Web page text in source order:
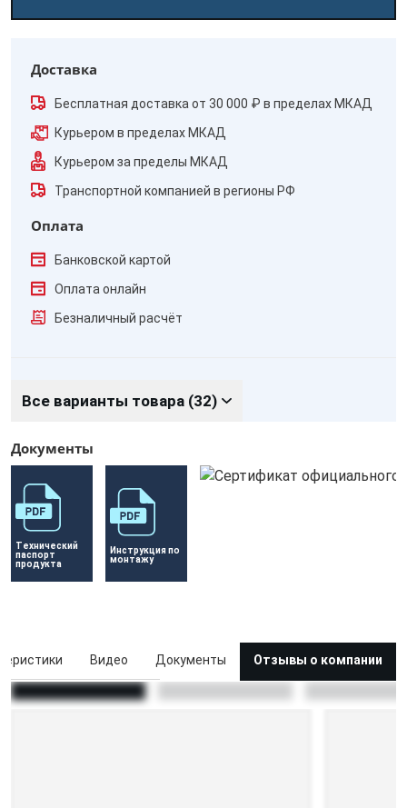
Доставка
Бесплатная доставка от 30 000 ₽ в пределах МКАД
Курьером в пределах МКАД
Курьером за пределы МКАД
Транспортной компанией в регионы РФ
Оплата
Банковской картой
Оплата онлайн
Безналичный расчёт
Все варианты товара (32)
Документы
Технический
паспорт
продукта
Инструкция по
монтажу
Видео Документы Отзывы о компании